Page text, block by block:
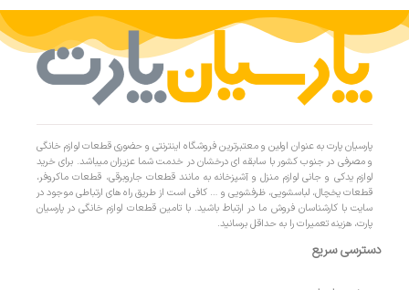
پارسیان پارت به عنوان اولین و معتبرترین فروشگاه اینترنتی و حضوری قطعات لوازم خانگی
و مصرفی در جنوب کشور با سابقه ای درخشان در خدمت شما عزیزان میباشد. برای خرید
لوازم یدکی و جانی لوازم منزل و آشپزخانه به مانند قطعات جاروبرقی، قطعات ماکروفر،
قطعات یخچال، لباسشویی، ظرفشویی و … کافی است از طریق راه های ارتباطی موجود در
سایت با کارشناسان فروش ما در ارتباط باشید. با تامین قطعات لوازم خانگی در پارسیان
پارت، هزینه تعمیرات را به حداقل برسانید.
دسترسی سریع